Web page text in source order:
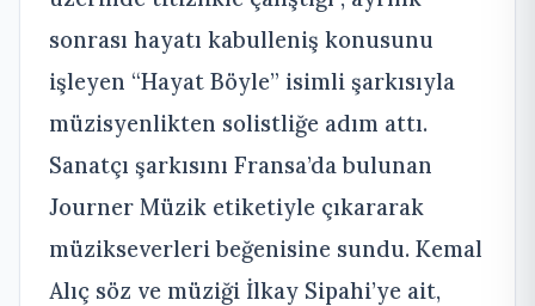
sonrası hayatı kabulleniş konusunu
işleyen “Hayat Böyle” isimli şarkısıyla
müzisyenlikten solistliğe adım attı.
Sanatçı şarkısını Fransa’da bulunan
Journer Müzik etiketiyle çıkararak
müzikseverleri beğenisine sundu. Kemal
Alıç söz ve müziği İlkay Sipahi’ye ait,